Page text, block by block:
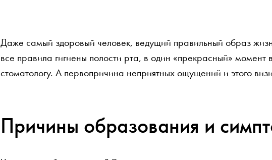
Даже самый здоровый человек, ведущий правильный образ
все правила гигиены полости рта, в один «прекрасный» момент
стоматологу. А первопричина неприятных ощущений и этого
Причины образования и